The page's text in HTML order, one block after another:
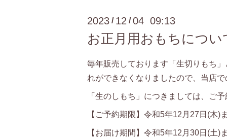
2023 / 12 /04 09:13
お正月用おもちについ
毎年販売しております「生切りもち
れができなくなりましたので、当店
「生のしもち」につきましては、ご
【ご予約期限】令和5年12月27日(
【お届け期間】令和5年12月30日(土)